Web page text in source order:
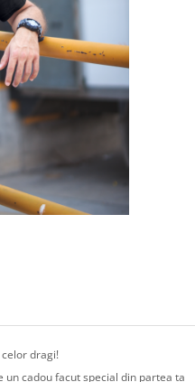
dragi!
un cadou facut special din partea ta